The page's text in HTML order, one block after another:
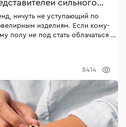
сильного
ничуть не уступающий по
изделиям. Если кому-
полу не под стать облачаться в
эпох, стран и религий.
камнями найдутся на каждом. А
популярны сейчас и какие
в современный гардероб
8414